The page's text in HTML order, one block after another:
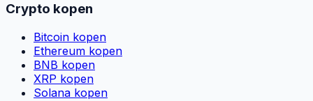
Crypto kopen
Bitcoin kopen
Ethereum kopen
BNB kopen
XRP kopen
Solana kopen